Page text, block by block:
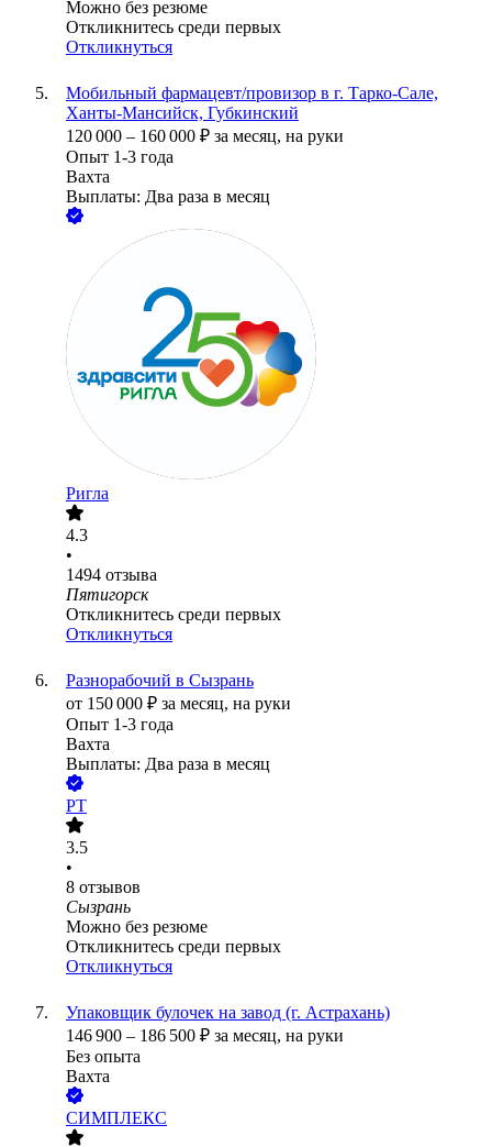
Можно без резюме
Откликнитесь среди первых
Откликнуться
Мобильный фармацевт/провизор в г. Тарко-Сале,
Ханты-Мансийск, Губкинский
120 000 – 160 000 ₽ за месяц, на руки
Опыт 1-3 года
Вахта
Выплаты: Два раза в месяц
Ригла
4.3
•
1494 отзыва
Пятигорск
Откликнитесь среди первых
Откликнуться
Разнорабочий в Сызрань
от 150 000 ₽ за месяц, на руки
Опыт 1-3 года
Вахта
Выплаты: Два раза в месяц
РТ
3.5
•
8 отзывов
Сызрань
Можно без резюме
Откликнитесь среди первых
Откликнуться
Упаковщик булочек на завод (г. Астрахань)
146 900 – 186 500 ₽ за месяц, на руки
Без опыта
Вахта
СИМПЛЕКС